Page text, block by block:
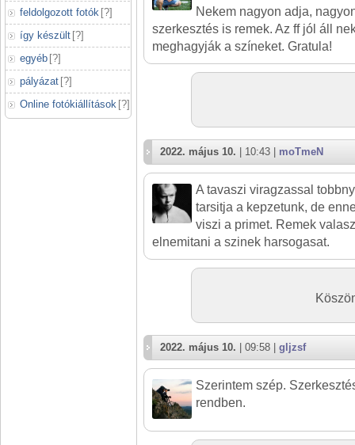
feldolgozott fotók [?]
így készült [?]
egyéb [?]
pályázat [?]
Online fotókiállítások [?]
Nekem nagyon adja,
szerkesztés is remek. Az ff jól áll
meghagyják a színeket. Gratula!
2022. május 10. | 10:43 | moTmeN
A tavaszi viragzassal
tarsitja a kepzetunk, de
viszi a primet. Remek
elnemitani a szinek harsogasat.
2022. május 10. | 09:58 | gljzsf
Szerintem szép.
rendben.